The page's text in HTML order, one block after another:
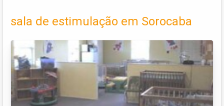
sala de estimulação em Sorocaba